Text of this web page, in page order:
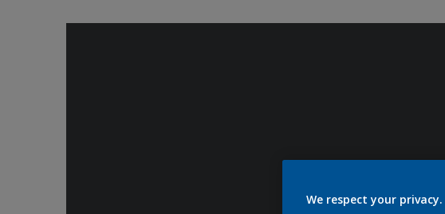
We respect your privacy.